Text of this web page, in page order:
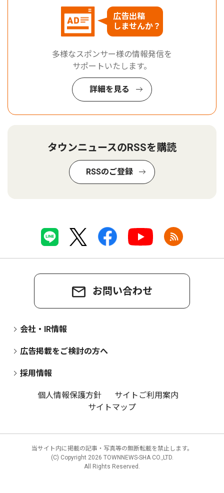
広告出稿
しませんか？
多様なスポンサー様の情報発信を
サポートいたします。
詳細を見る
タウンニュースのRSSを購読
RSSのご登録
お問い合わせ
会社・IR情報
広告掲載をご検討の方へ
採用情報
個人情報保護方針
サイトご利用案内
サイトマップ
当サイト内に掲載の記事・写真等の無断転載を禁止します。
(C) Copyright 2026 TOWNNEWS-SHA CO.,LTD.
All Rights Reserved.